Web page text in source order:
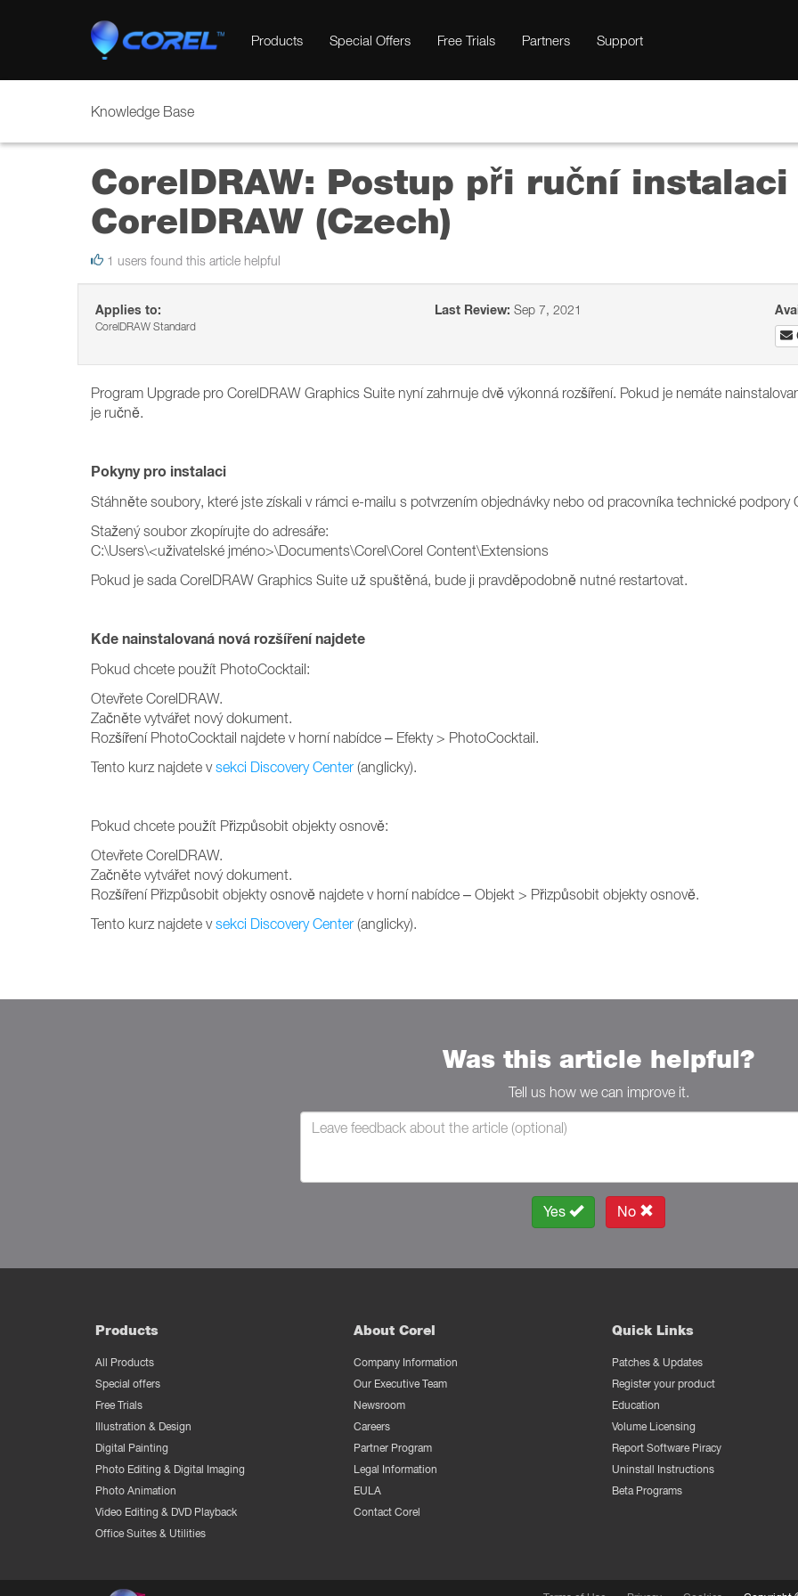
Products Special Offers Free Trials Partners Support
Knowledge Base
CorelDRAW: Postup při ruční
CorelDRAW (Czech)
1 users found this article helpful
Applies to:
CorelDRAW Standard
Last Review: Sep 7, 2021
Program Upgrade pro CorelDRAW Graphics Suite nyní zahrnuje dvě výkonná rozšíření. Pokud je nemáte
je ručně.
Pokyny pro instalaci
Stáhněte soubory, které jste získali v rámci e-mailu s potvrzením objednávky nebo od pracovníka technické podpory
Stažený soubor zkopírujte do adresáře:
C:\Users\<uživatelské jméno>\Documents\Corel\Corel Content\Extensions
Pokud je sada CorelDRAW Graphics Suite už spuštěná, bude ji pravděpodobně nutné restartovat.
Kde nainstalovaná nová rozšíření najdete
Pokud chcete použít PhotoCocktail:
Otevřete CorelDRAW.
Začněte vytvářet nový dokument.
Rozšíření PhotoCocktail najdete v horní nabídce – Efekty > PhotoCocktail.
Tento kurz najdete vsekci Discovery Center (anglicky).
Pokud chcete použít Přizpůsobit objekty osnově:
Otevřete CorelDRAW.
Začněte vytvářet nový dokument.
Rozšíření Přizpůsobit objekty osnově najdete v horní nabídce – Objekt > Přizpůsobit objekty osnově.
Tento kurz najdete vsekci Discovery Center (anglicky).
Was this article helpful?
Tell us how we can improve it.
Yes No
Products
All Products
Special offers
Free Trials
Illustration & Design
Digital Painting
Photo Editing & Digital Imaging
Photo Animation
Video Editing & DVD Playback
Office Suites & Utilities
About Corel
Company Information
Our Executive Team
Newsroom
Careers
Partner Program
Legal Information
EULA
Contact Corel
Quick Links
Patches & Updates
Register your product
Education
Volume Licensing
Report Software Piracy
Uninstall Instructions
Beta Programs